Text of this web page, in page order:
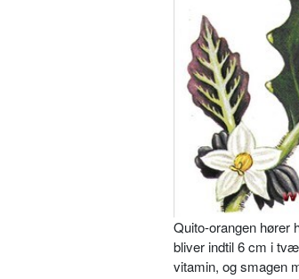
Quito-orangen hører
bliver indtil 6 cm i
vitamin, og smagen